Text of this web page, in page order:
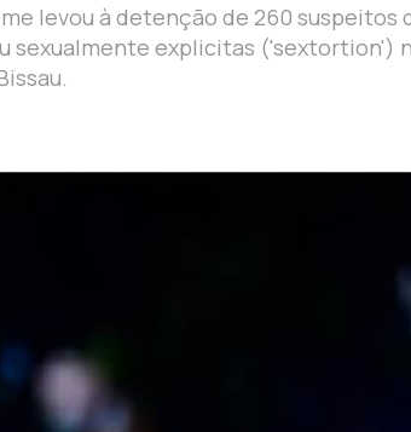
levou à detenção de 260 suspeitos
sexualmente explicitas ('sextortion')